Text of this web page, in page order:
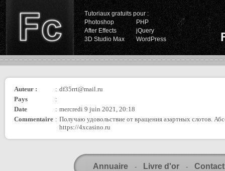
Tutoriaux gratuits pour :
Photoshop
PHP
After Effects
jQuery
3D Studio Max
WordPress
Auteur : : df35rrt@mail.ru
Pays
:
Date
: mercredi 9 juin 2021, 20:18
Commentaire : Получаю удовольствие от вращения азартных слотов.
https://4xcasino.ru
Annuaire - Livre d'or - Contact